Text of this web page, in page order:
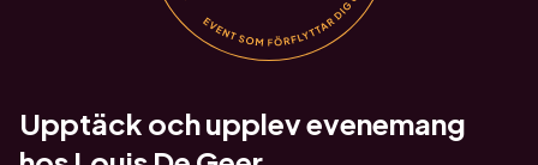
Upptäck och upplev evenemang